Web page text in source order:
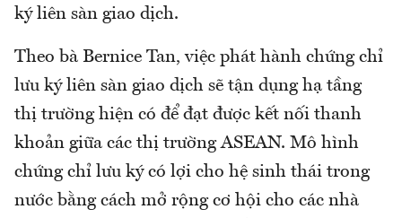
ký liên sàn giao dịch.
Theo bà Bernice Tan, việc phát hành chứng chỉ
lưu ký liên sàn giao dịch sẽ tận dụng hạ tầng
thị trường hiện có để đạt được kết nối thanh
khoản giữa các thị trường ASEAN. Mô hình
chứng chỉ lưu ký có lợi cho hệ sinh thái trong
nước bằng cách mở rộng cơ hội cho các nhà